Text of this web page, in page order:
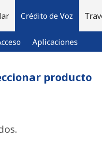
Crédito de Voz
Aplicaciones
producto